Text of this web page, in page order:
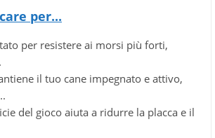
per...
per resistere ai morsi più forti,
il tuo cane impegnato e attivo,
del gioco aiuta a ridurre la placca e il